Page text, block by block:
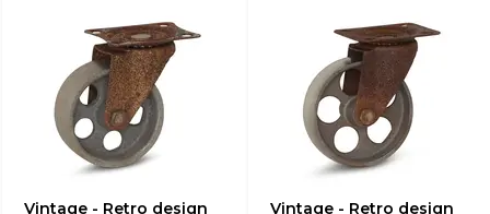
Vintage - Retro design
Vintage - Retro design